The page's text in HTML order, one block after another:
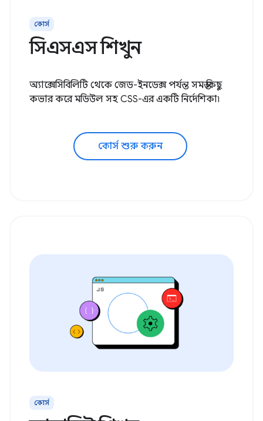
কোর্স
সিএসএস শিখুন
অ্যাক্সেসিবিলিটি থেকে জেড-ইনডেক্স পর্যন্ত সমস্ত কিছু
কভার করে মডিউল সহ CSS-এর একটি নির্দেশিকা৷
কোর্স শুরু করুন
কোর্স